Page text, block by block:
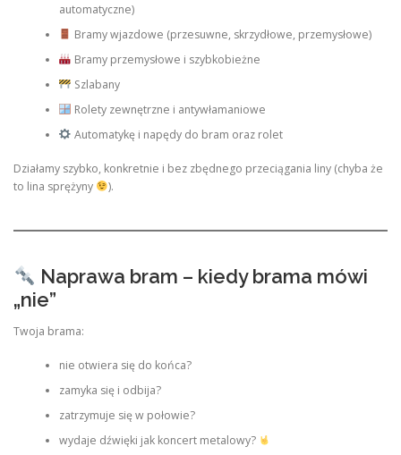
automatyczne)
Bramy wjazdowe (przesuwne, skrzydłowe, przemysłowe)
Bramy przemysłowe i szybkobieżne
Szlabany
Rolety zewnętrzne i antywłamaniowe
Automatykę i napędy do bram oraz rolet
Działamy szybko, konkretnie i bez zbędnego przeciągania liny (chyba że
to lina sprężyny
).
Naprawa bram – kiedy brama mówi
„nie”
Twoja brama:
nie otwiera się do końca?
zamyka się i odbija?
zatrzymuje się w połowie?
wydaje dźwięki jak koncert metalowy?